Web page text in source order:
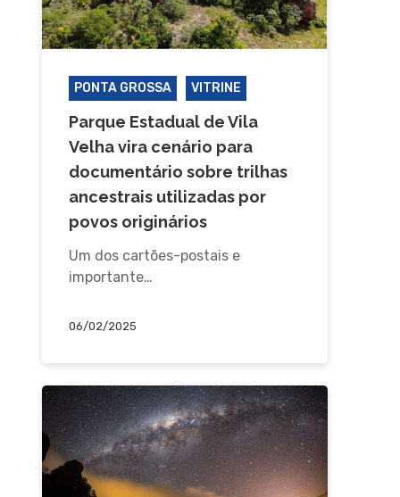
PONTA GROSSA VITRINE
Parque Estadual de Vila
Velha vira cenário para
documentário sobre trilhas
ancestrais utilizadas por
povos originários
Um dos cartões-postais e
importante…
06/02/2025